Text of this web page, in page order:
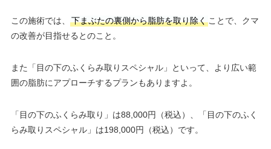
この施術では、 下まぶたの裏側から脂肪を取り除くことで、クマ
の改善が目指せるとのこと。
また「目の下のふくらみ取りスペシャル」といって、より広い範
囲の脂肪にアプローチするプランもありますよ。
「目の下のふくらみ取り」は88,000円（税込）、「目の下のふく
らみ取りスペシャル」は198,000円（税込）です。